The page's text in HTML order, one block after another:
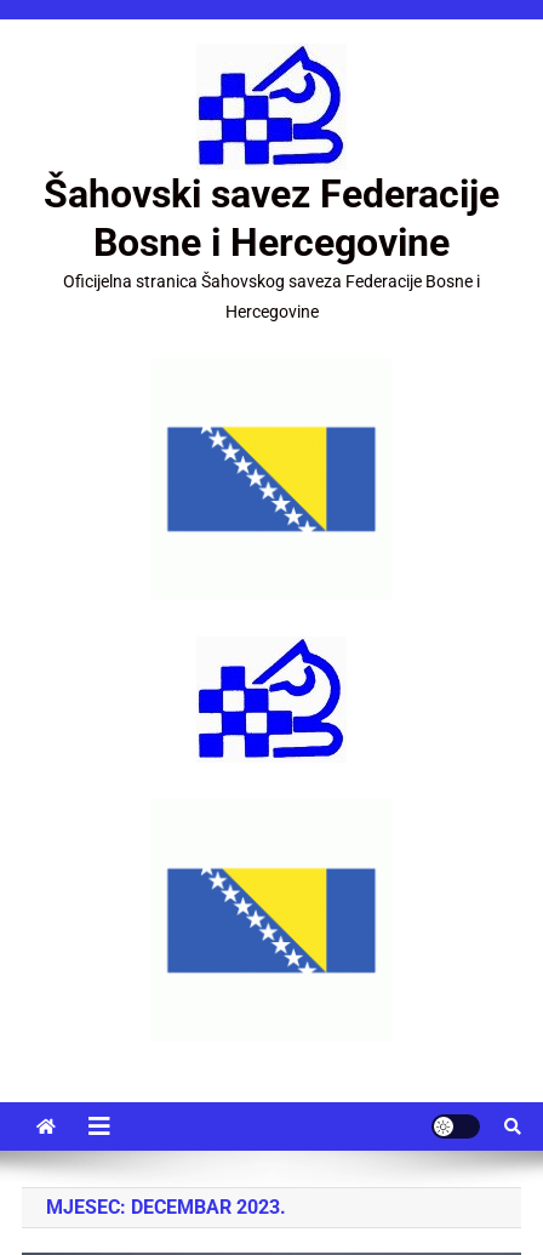
Šahovski savez Federacije
Bosne i Hercegovine
Oficijelna stranica Šahovskog saveza Federacije Bosne i
Hercegovine
MJESEC: DECEMBAR 2023.